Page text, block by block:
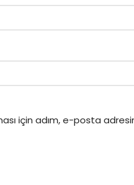
için adım, e-posta